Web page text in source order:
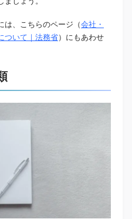
は、こちらのページ（会社・
ついて｜法務省）にもあわせ